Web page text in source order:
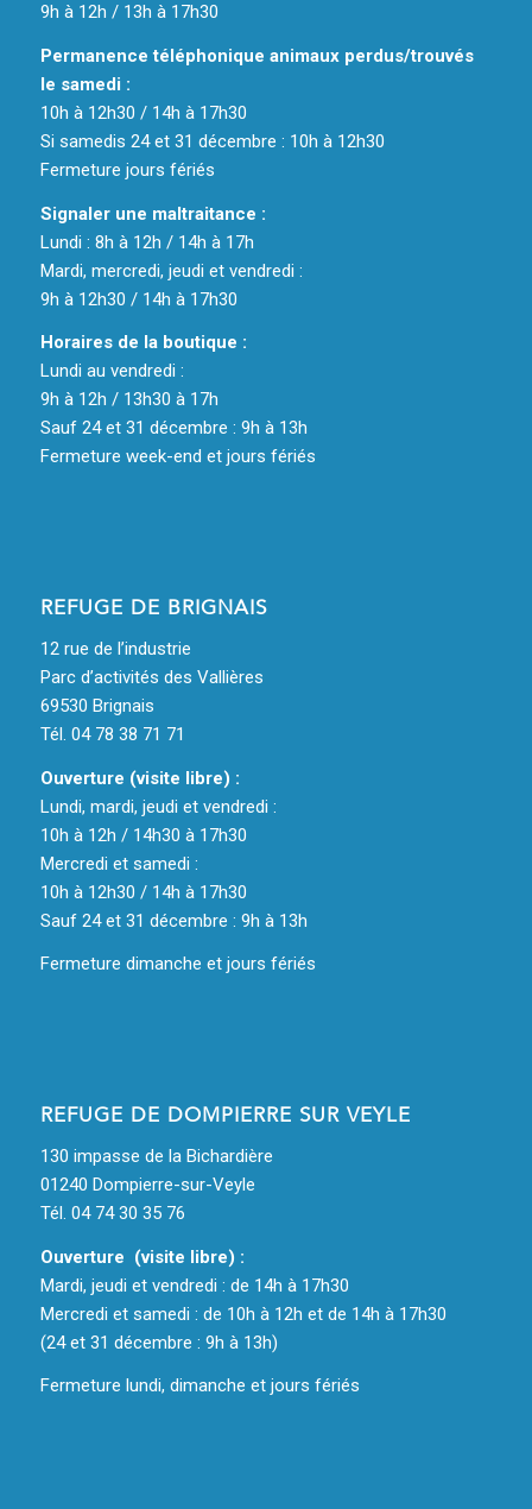
9h à 12h / 13h à 17h30
Permanence téléphonique animaux perdus/trouvés
le samedi :
10h à 12h30 / 14h à 17h30
Si samedis 24 et 31 décembre : 10h à 12h30
Fermeture jours fériés
Signaler une maltraitance :
Lundi : 8h à 12h / 14h à 17h
Mardi, mercredi, jeudi et vendredi :
9h à 12h30 / 14h à 17h30
Horaires de la boutique :
Lundi au vendredi :
9h à 12h / 13h30 à 17h
Sauf 24 et 31 décembre : 9h à 13h
Fermeture week-end et jours fériés
REFUGE DE BRIGNAIS
12 rue de l’industrie
Parc d’activités des Vallières
69530 Brignais
Tél. 04 78 38 71 71
Ouverture (visite libre) :
Lundi, mardi, jeudi et vendredi :
10h à 12h / 14h30 à 17h30
Mercredi et samedi :
10h à 12h30 / 14h à 17h30
Sauf 24 et 31 décembre : 9h à 13h
Fermeture dimanche et jours fériés
REFUGE DE DOMPIERRE SUR VEYLE
130 impasse de la Bichardière
01240 Dompierre-sur-Veyle
Tél. 04 74 30 35 76
Ouverture (visite libre) :
Mardi, jeudi et vendredi : de 14h à 17h30
Mercredi et samedi : de 10h à 12h et de 14h à 17h30
(24 et 31 décembre : 9h à 13h)
Fermeture lundi, dimanche et jours fériés